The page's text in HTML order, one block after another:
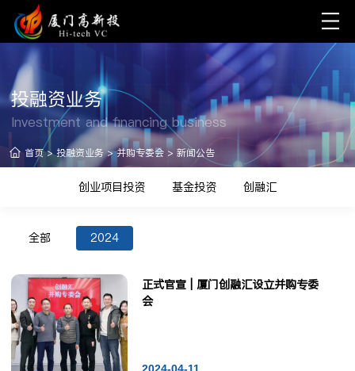
投融资业务
Investment and financing business
首页>投融资业务>并购专委会 > 新闻公告
创业项目投资 基金投资 创融汇
全部 2024
正式官宣 | 厦门创融汇设立并购专委
会